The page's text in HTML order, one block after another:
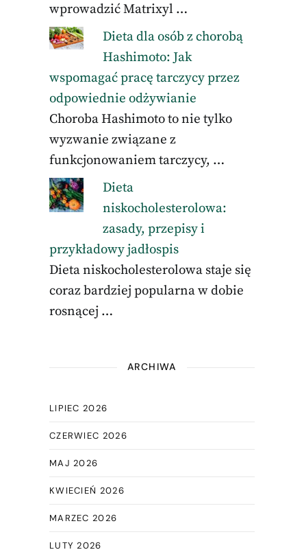
wprowadzić Matrixyl …
Dieta dla osób z chorobą
Hashimoto: Jak
wspomagać pracę tarczycy przez
odpowiednie odżywianie
Choroba Hashimoto to nie tylko
wyzwanie związane z
funkcjonowaniem tarczycy, …
Dieta
niskocholesterolowa:
zasady, przepisy i
przykładowy jadłospis
Dieta niskocholesterolowa staje się
coraz bardziej popularna w dobie
rosnącej …
ARCHIWA
LIPIEC 2026
CZERWIEC 2026
MAJ 2026
KWIECIEŃ 2026
MARZEC 2026
LUTY 2026